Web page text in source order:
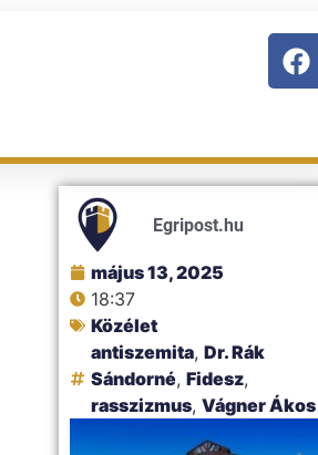
Egripost.hu
május 13, 2025
18:37
Közélet
antiszemita,Dr. Rák
Sándorné,Fidesz,
rasszizmus,Vágner Ákos